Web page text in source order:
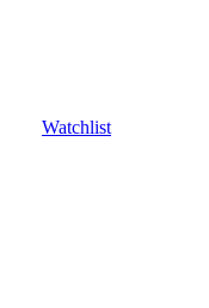
Watchlist